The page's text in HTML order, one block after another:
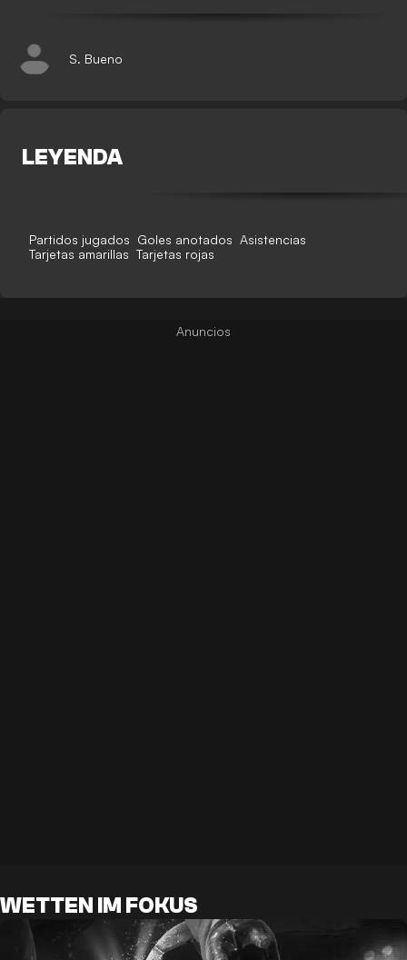
S. Bueno
LEYENDA
Partidos jugados Goles anotados Asistencias
Tarjetas amarillas Tarjetas rojas
WETTEN IM FOKUS